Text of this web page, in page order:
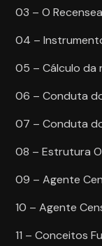
03 – O
04 –
05 – Cálculo da
06 – Conduta
07 – Conduta
08 – Estrutura
09 – Agente
10 – Agente
11 – Conceitos